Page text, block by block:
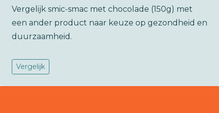
Vergelijk smic-smac met chocolade (150g) met
een ander product naar keuze op gezondheid en
duurzaamheid.
Vergelijk